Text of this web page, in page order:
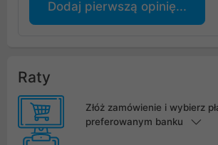
Dodaj pierwszą opinię...
Raty
Złóż zamówienie i wybierz
preferowanym banku